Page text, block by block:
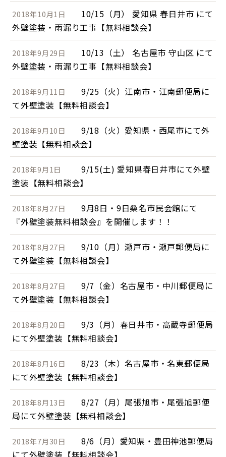
2018年10月1日
10/15（月） 愛知県 春日井市 にて
外壁塗装・雨漏り工事【無料相談会】
2018年9月29日
10/13（土） 名古屋市 守山区 にて
外壁塗装・雨漏り工事【無料相談会】
2018年9月11日
9/25（火）江南市・江南郵便局に
て外壁塗装【無料相談会】
2018年9月10日
9/18（火）愛知県・西尾市にて外
壁塗装【無料相談会】
2018年9月1日
9/15(土) 愛知県春日井市にて外壁
塗装【無料相談会】
2018年8月27日
9月8日・9日桑名市民会館にて
『外壁塗装無料相談会』を開催します！！
2018年8月27日
9/10（月）瀬戸市・瀬戸郵便局に
て外壁塗装【無料相談会】
2018年8月27日
9/7（金）名古屋市・中川郵便局に
て外壁塗装【無料相談会】
2018年8月20日
9/3（月）春日井市・高蔵寺郵便局
にて外壁塗装【無料相談会】
2018年8月16日
8/23（木）名古屋市・名東郵便局
にて外壁塗装【無料相談会】
2018年8月13日
8/27（月）尾張旭市・尾張旭郵便
局にて外壁塗装【無料相談会】
2018年7月30日
8/6（月）愛知県・豊田神池郵便局
にて外壁塗装【無料相談会】